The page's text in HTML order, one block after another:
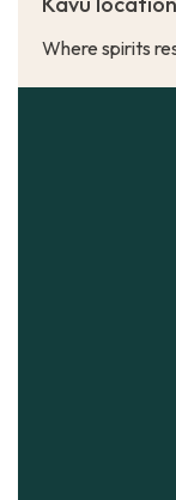
Where spirits